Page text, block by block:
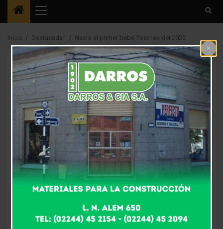
Menú
principal
Inicio Destacada1 Nació el primer bebé florense del 2020
Destacada1
Nació el primer bebé
florense del 2020
7 años atrás Fm Alpha
En el día de ayer, jueves 2 de enero, a las 11:50 hs. en
nacimiento del año. Se trata de Valentino, quien pesó
3.490 grs. Su mamá se llama Josefina y según nos